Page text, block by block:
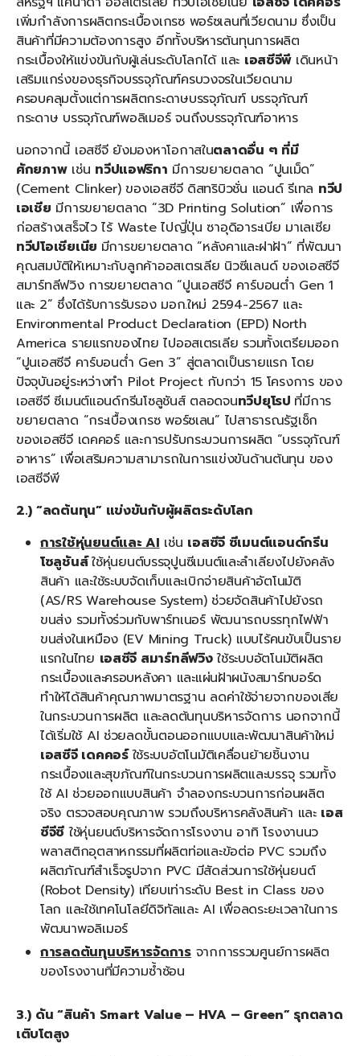
เพิ่มกำลังการผลิตกระเบื้องเกรซ พอร์ซเลนที่เวียดนาม ซึ่งเป็น
สินค้าที่มีความต้องการสูง อีกทั้งบริหารต้นทุนการผลิต
กระเบื้องให้แข่งขันกับผู้เล่นระดับโลกได้ และ เอสซีจีพี เดินหน้า
เสริมแกร่งของธุรกิจบรรจุภัณฑ์ครบวงจรในเวียดนาม
ครอบคลุมตั้งแต่การผลิตกระดาษบรรจุภัณฑ์ บรรจุภัณฑ์
กระดาษ บรรจุภัณฑ์พอลิเมอร์ จนถึงบรรจุภัณฑ์อาหาร
นอกจากนี้ เอสซีจี ยังมองหาโอกาสในตลาดอื่น ๆ ที่มี
ศักยภาพเช่น ทวีปแอฟริกา มีการขยายตลาด “ปูนเม็ด”
(Cement Clinker) ของเอสซีจี ดิสทริบิวชั่น แอนด์ รีเทล ทวีป
เอเชีย มีการขยายตลาด “3D Printing Solution” เพื่อการ
ก่อสร้างเสร็จไว ไร้ Waste ไปญี่ปุ่น ซาอุดิอาระเบีย มาเลเซีย
ทวีปโอเชียเนีย มีการขยายตลาด “หลังคาและฝาฝ้า” ที่พัฒนา
คุณสมบัติให้เหมาะกับลูกค้าออสเตรเลีย นิวซีแลนด์ ของเอสซีจี
สมาร์ทลีฟวิง การขยายตลาด “ปูนเอสซีจี คาร์บอนต่ำ Gen 1
และ 2” ซึ่งได้รับการรับรอง มอก.ใหม่ 2594-2567 และ
Environmental Product Declaration (EPD) North
America รายแรกของไทย ไปออสเตรเลีย รวมทั้งเตรียมออก
“ปูนเอสซีจี คาร์บอนต่ำ Gen 3” สู่ตลาดเป็นรายแรก โดย
ปัจจุบันอยู่ระหว่างทำ Pilot Project กับกว่า 15 โครงการ ของ
เอสซีจี ซีเมนต์แอนด์กรีนโซลูชันส์ ตลอดจนทวีปยุโรป ที่มีการ
ขยายตลาด “กระเบื้องเกรซ พอร์ซเลน” ไปสาธารณรัฐเช็ก
ของเอสซีจี เดคคอร์ และการปรับกระบวนการผลิต “บรรจุภัณฑ์
อาหาร” เพื่อเสริมความสามารถในการแข่งขันด้านต้นทุน ของ
เอสซีจีพี
2.) “ลดต้นทุน” แข่งขันกับผู้ผลิตระดับโลก
การใช้หุ่นยนต์และAIเช่น เอสซีจี ซีเมนต์แอนด์กรีน
โซลูชันส์ใช้หุ่นยนต์บรรจุปูนซีเมนต์และลำเลียงไปยังคลัง
สินค้า และใช้ระบบจัดเก็บและเบิกจ่ายสินค้าอัตโนมัติ
(AS/RS Warehouse System) ช่วยจัดสินค้าไปยังรถ
ขนส่ง รวมทั้งร่วมกับพาร์ทเนอร์ พัฒนารถบรรทุกไฟฟ้า
ขนส่งในเหมือง (EV Mining Truck) แบบไร้คนขับเป็นราย
แรกในไทย เอสซีจี สมาร์ทลีฟวิงใช้ระบบอัตโนมัติผลิต
กระเบื้องและครอบหลังคา และแผ่นฝ้าผนังสมาร์ทบอร์ด
ทำให้ได้สินค้าคุณภาพมาตรฐาน ลดค่าใช้จ่ายจากของเสีย
ในกระบวนการผลิต และลดต้นทุนบริหารจัดการ นอกจากนี้
ได้เริ่มใช้ AI ช่วยลดขั้นตอนออกแบบและพัฒนาสินค้าใหม่
เอสซีจี เดคคอร์ใช้ระบบอัตโนมัติเคลื่อนย้ายชิ้นงาน
กระเบื้องและสุขภัณฑ์ในกระบวนการผลิตและบรรจุ รวมทั้ง
ใช้ AI ช่วยออกแบบสินค้า จำลองกระบวนการก่อนผลิต
จริง ตรวจสอบคุณภาพ รวมถึงบริหารคลังสินค้า และ เอส
ซีจีซี ใช้หุ่นยนต์บริหารจัดการโรงงาน อาทิ โรงงานนว
พลาสติกอุตสาหกรรมที่ผลิตท่อและข้อต่อ PVC รวมถึง
ผลิตภัณฑ์สำเร็จรูปจาก PVC มีสัดส่วนการใช้หุ่นยนต์
(Robot Density) เทียบเท่าระดับ Best in Class ของ
โลก และใช้เทคโนโลยีดิจิทัลและ AI เพื่อลดระยะเวลาในการ
พัฒนาพอลิเมอร์
การลดต้นทุนบริหารจัดการจากการรวมศูนย์การผลิต
ของโรงงานที่มีความซ้ำซ้อน
3.) ดัน “สินค้า Smart Value – HVA – Green” รุกตลาด
เติบโตสูง